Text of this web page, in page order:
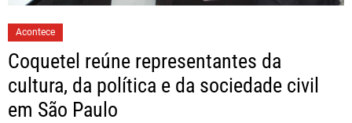
Acontece
Coquetel reúne representantes da
cultura, da política e da sociedade civil
em São Paulo